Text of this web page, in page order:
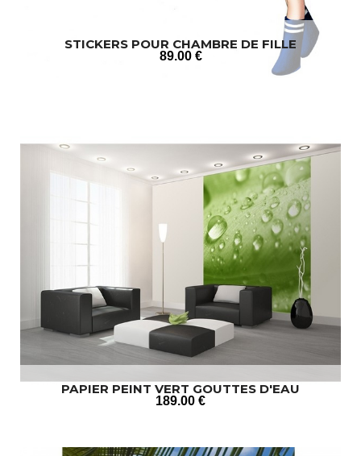
STICKERS POUR CHAMBRE DE FILLE
89.00 €
PAPIER PEINT VERT GOUTTES D'EAU
189.00 €